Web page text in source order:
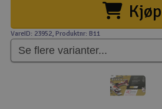
Modellbygging, LEGO &
Modelljernbane
Kjøp
VareID: 23952, Produktnr: B11